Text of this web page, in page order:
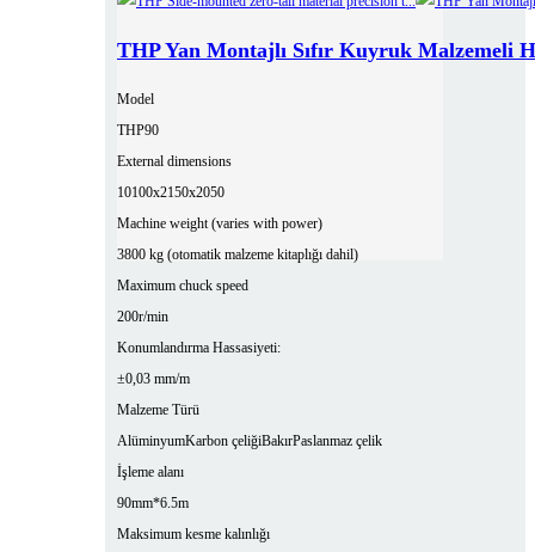
THP Yan Montajlı Sıfır Kuyruk Malzemeli
Model
THP90
External dimensions
10100x2150x2050
Machine weight (varies with power)
3800 kg (otomatik malzeme kitaplığı dahil)
Maximum chuck speed
200r/min
Konumlandırma Hassasiyeti:
±0,03 mm/m
Malzeme Türü
AlüminyumKarbon çeliğiBakırPaslanmaz çelik
İşleme alanı
90mm*6.5m
Maksimum kesme kalınlığı